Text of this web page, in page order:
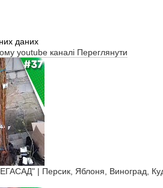
даних
youtube каналі Переглянути
| Персик, Яблоня, Виноград,